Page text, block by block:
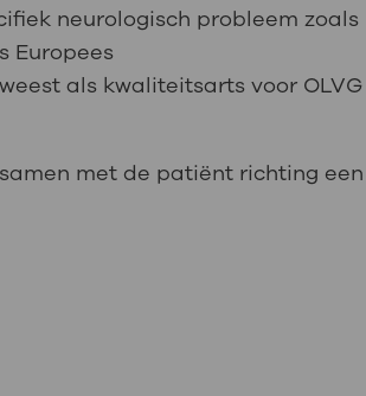
neurologisch probleem zoals
Europees
als kwaliteitsarts voor OLVG
met de patiënt richting een